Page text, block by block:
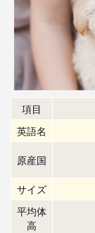
項目
英語名
原産国
サイズ
平均体
高